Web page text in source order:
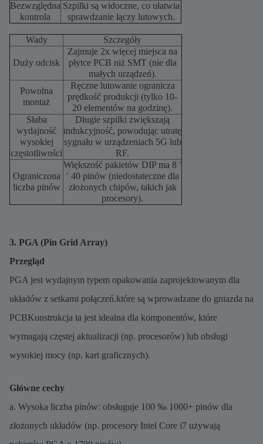
Bezwzględna
kontrola
Szpilki są widoczne, co ułatwia
sprawdzanie łączy lutowych.
Wady Szczegóły
Duży odcisk
Zajmuje 2x więcej miejsca na
płytce PCB niż SMT (nie dla
małych urządzeń).
Powolna
montaż
Ręczne lutowanie ogranicza
prędkość produkcji (tylko 10-
20 elementów na godzinę).
Słaba
wydajność
wysokiej
częstotliwości
Długie szpilki zwiększają
indukcyjność, powodując utratę
sygnału w urządzeniach 5G lub
RF.
Ograniczona
liczba pinów
Większość pakietów DIP ma 8 ′
′ 40 pinów (niedostateczne dla
złożonych chipów, takich jak
procesory).
3. PGA (Pin Grid Array)
Przegląd
PGA jest wydajnym typem opakowania zaprojektowanym dla
układów z setkami połączeń.które są wprowadzane do gniazda na
PCBKonstrukcja ta jest idealna dla komponentów, które
wymagają częstej aktualizacji (np. procesorów) lub obsługi
wysokiej mocy (np. kart graficznych).
Główne cechy
a. Wysoka liczba pinów: obsługuje 100 ‰ 1000+ pinów dla
złożonych układów (np. procesory Intel Core i7 używają